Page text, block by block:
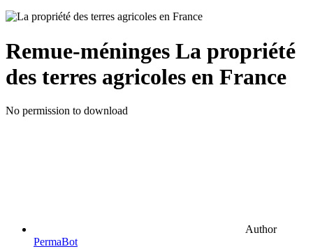
Remue-méninges La propriété
des terres agricoles en France
No permission to download
Author
PermaBot